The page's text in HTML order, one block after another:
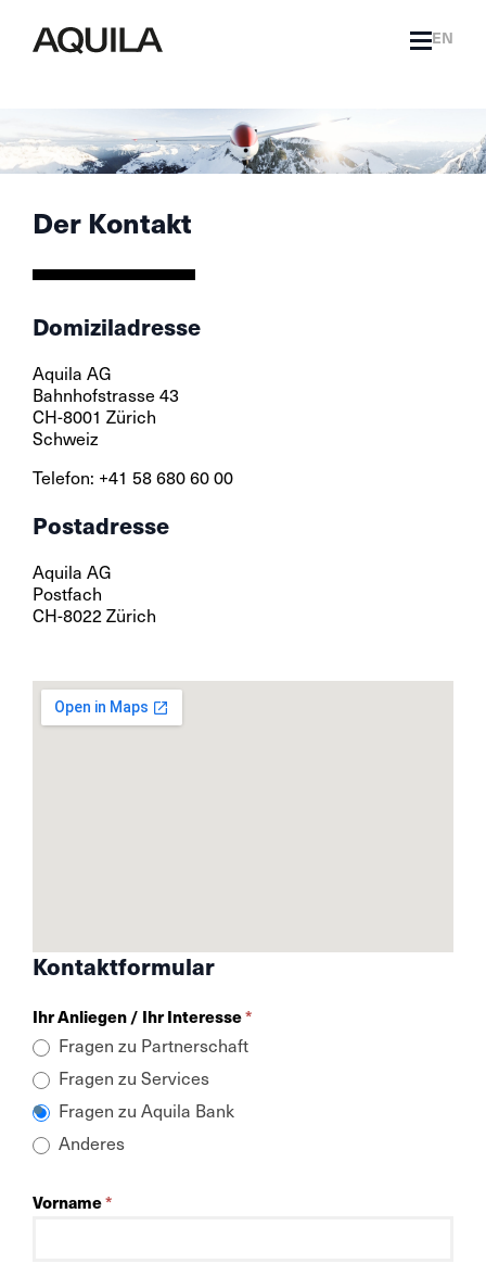
EN
Der Kontakt
Domiziladresse
Aquila AG
Bahnhofstrasse 43
CH-8001 Zürich
Schweiz
Telefon: +41 58 680 60 00
Postadresse
Aquila AG
Postfach
CH-8022 Zürich
Kontaktformular
Kontaktformular
Kompakt
Ihr Anliegen / Ihr Interesse*
Fragen zu Partnerschaft
Fragen zu Services
Fragen zu Aquila Bank
Anderes
Vorname*